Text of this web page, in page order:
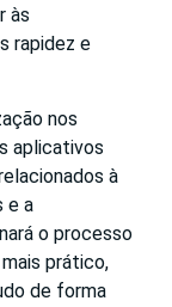
às
rapidez e
nos
aplicativos
à
e a
o processo
prático,
de forma